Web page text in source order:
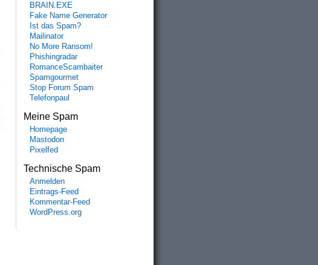
BRAIN.EXE
Fake Name Generator
Ist das Spam?
Mailinator
No More Ransom!
Phishingradar
RomanceScambaiter
Spamgourmet
Stop Forum Spam
Telefonpaul
Meine Spam
Homepage
Mastodon
Pixelfed
Technische Spam
Anmelden
Eintrags-Feed
Kommentar-Feed
WordPress.org